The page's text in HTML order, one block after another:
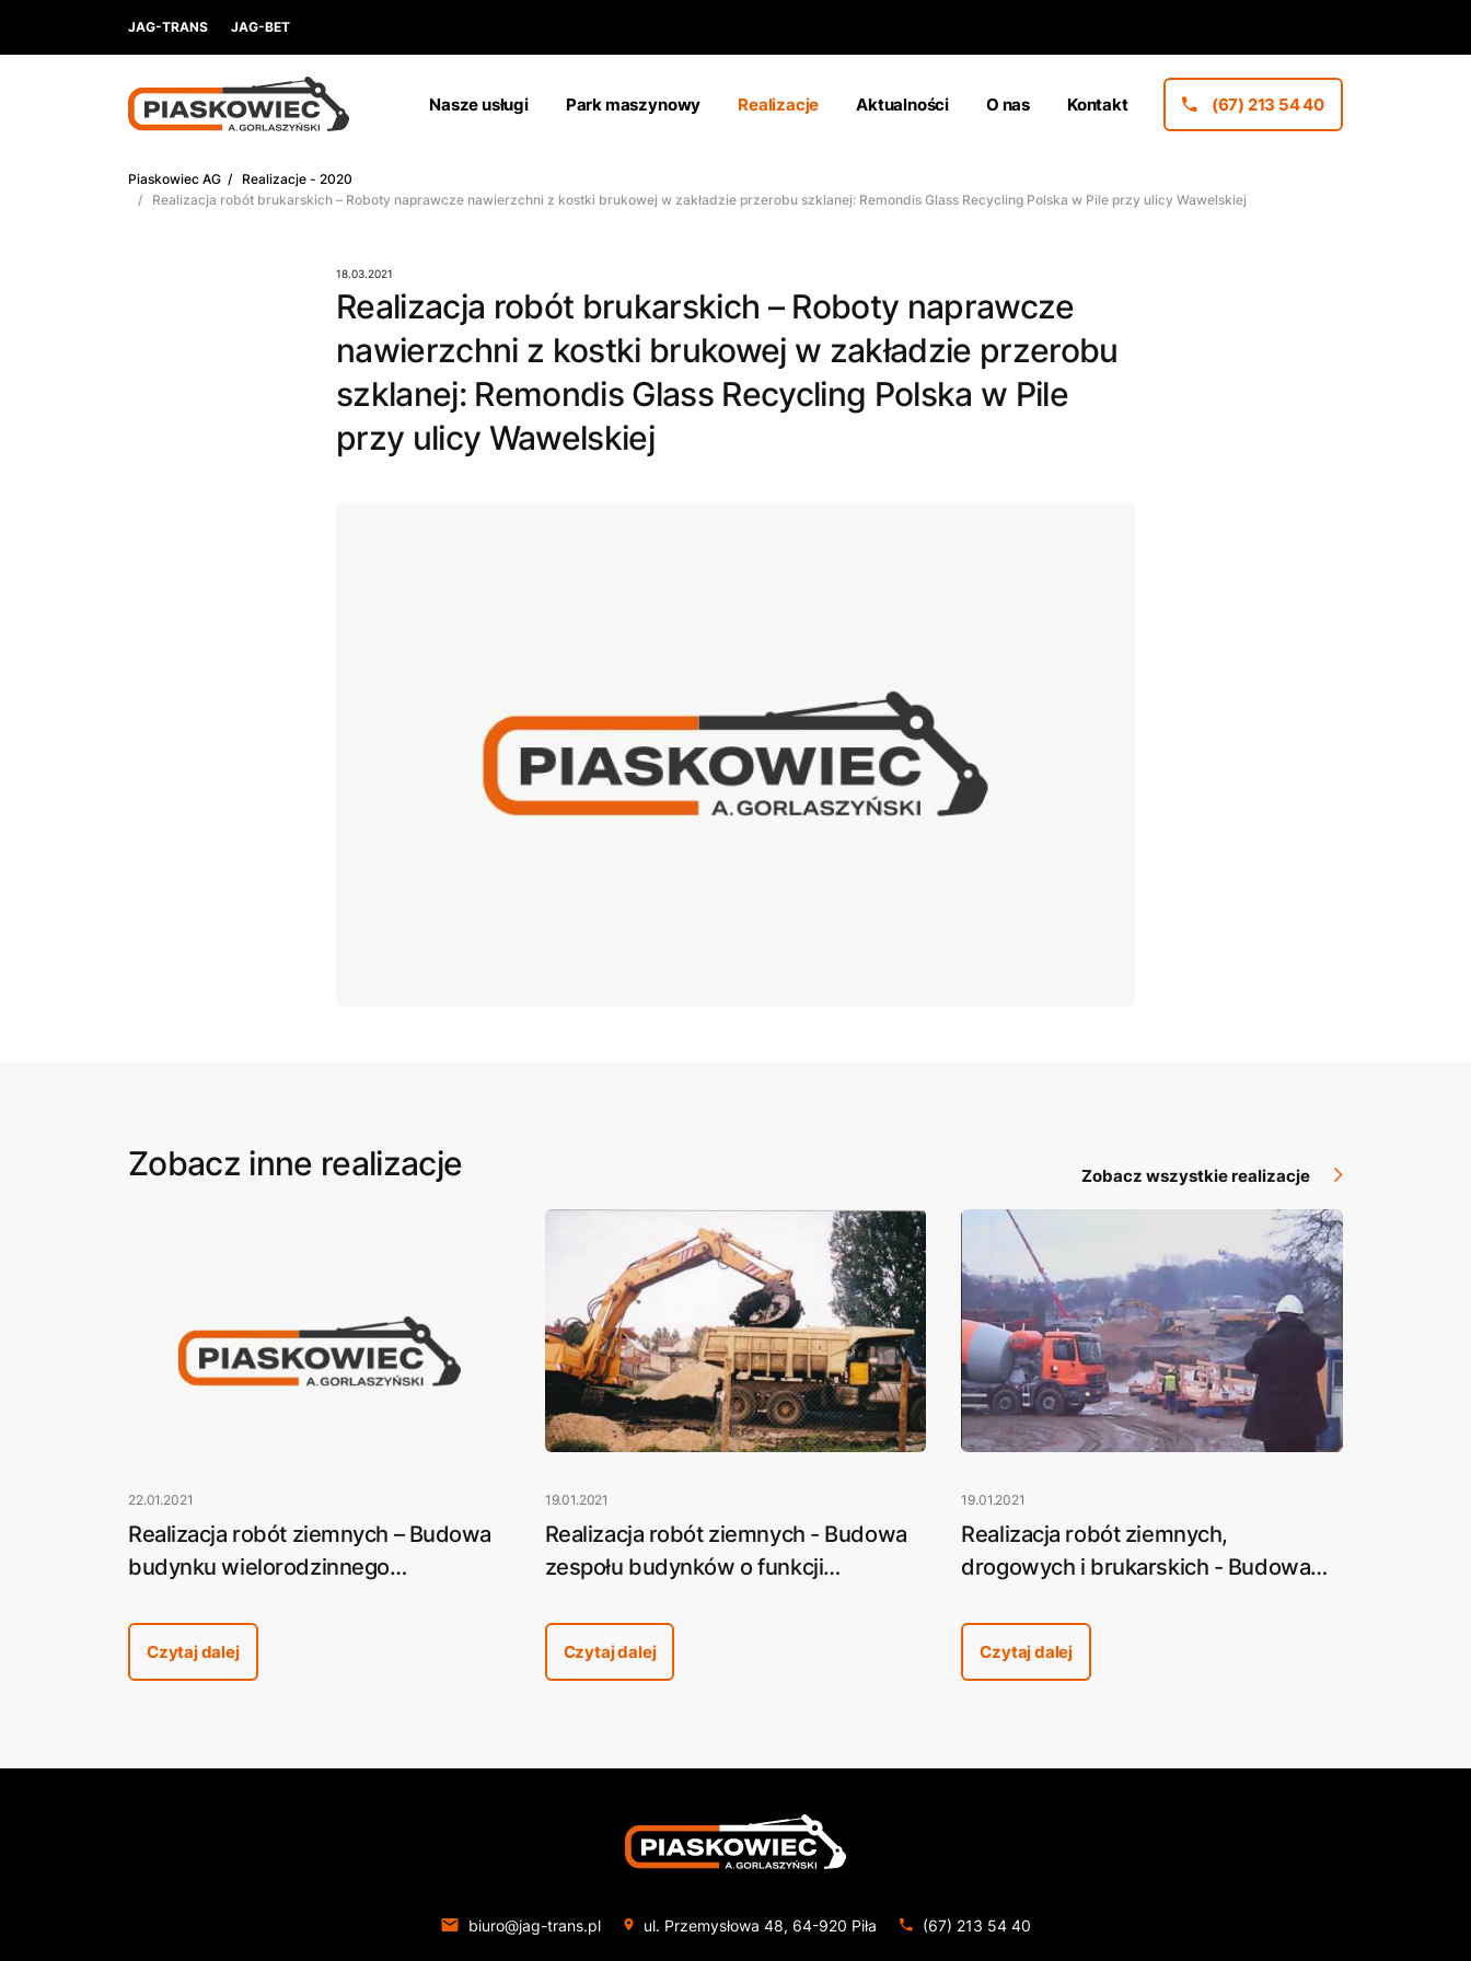
JAG-TRANS JAG-BET
Nasze usługi Park maszynowy Realizacje Aktualności O nas Kontakt (67) 213 54 40
Piaskowiec AG / Realizacje - 2020
/ Realizacja robót brukarskich – Roboty naprawcze nawierzchni z kostki brukowej w zakładzie przerobu szklanej: Remondis Glass Recycling Polska w Pile przy ulicy Wawelskiej
18.03.2021
Realizacja robót brukarskich – Roboty naprawcze
nawierzchni z kostki brukowej w zakładzie przerobu
szklanej: Remondis Glass Recycling Polska w Pile
przy ulicy Wawelskiej
Zobacz inne realizacje Zobacz wszystkie realizacje
22.01.2021
Realizacja robót ziemnych – Budowa
budynku wielorodzinnego
przy ulicy Promiennej
Czytaj dalej
19.01.2021
Realizacja robót ziemnych - Budowa
zespołu budynków o funkcji
Ogińskiego (Market budowlany NOMI
– obecnie Bricomarche)
Czytaj dalej
19.01.2021
Realizacja robót ziemnych,
drogowych i brukarskich - Budowa
Czytaj dalej
biuro@jag-trans.pl ul. Przemysłowa 48, 64-920 Piła (67) 213 54 40